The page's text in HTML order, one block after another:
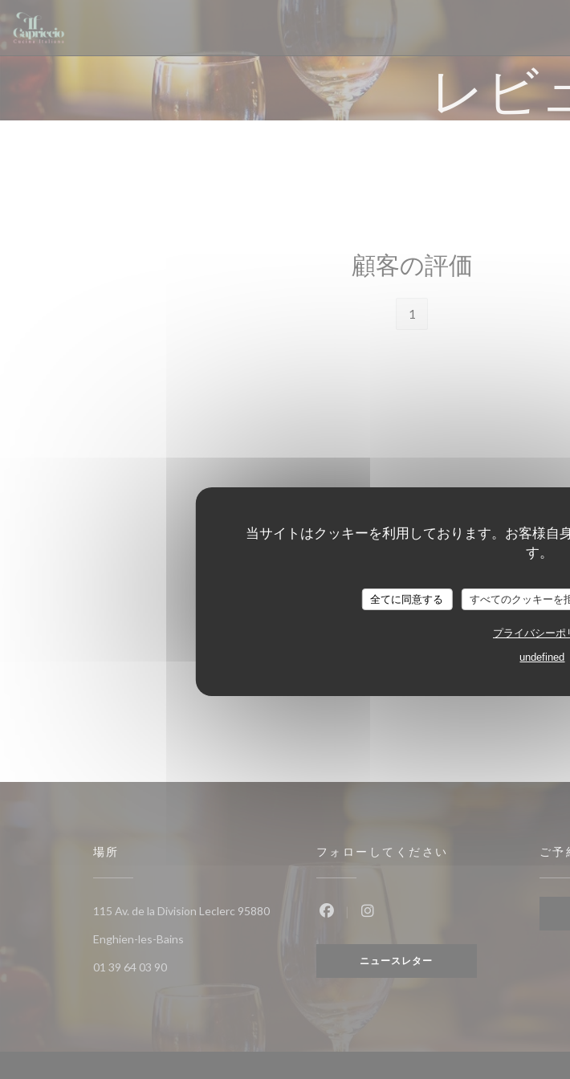
クッキー利用の管理について
当サイトはクッキーを利用しております。お客様自
す。
全てに同意する すべてのクッキーを
プライバシーポ
undefined
レビ
顧客の評価
1
場所
115 Av. de la Division Leclerc 95880
Enghien-les-Bains((新しいウィンドウで開きます))
01 39 64 03 90
フォローしてください
Instagram ((新しいウィンドウ
ニュースレター
ご予